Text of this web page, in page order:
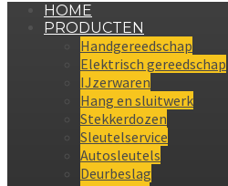
HOME
PRODUCTEN
Handgereedschap
Elektrisch gereedschap
IJzerwaren
Hang en sluitwerk
Stekkerdozen
Sleutelservice
Autosleutels
Deurbeslag